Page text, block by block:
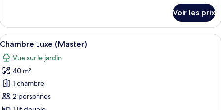
bain
à
remous
le
type
de
chambre
Chambre
Double
Luxe,
bain
à
remous
Voir les prix
Afficher
toutes
les
photos
pour
ce
type
Une chambre avec un plafond en
12
Chambre Luxe (Master)
Vue sur le jardin
40 m²
1 chambre
2 personnes